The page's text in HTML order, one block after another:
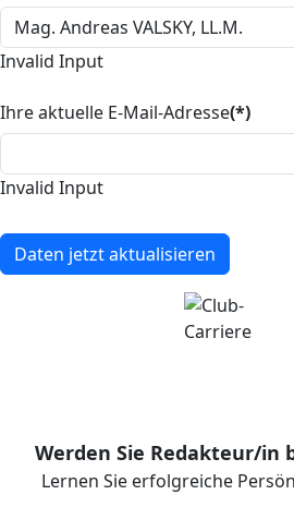
Invalid Input
Ihre aktuelle E-Mail-Adresse(*)
Invalid Input
Daten jetzt aktualisieren
Werden Sie Redakteur/in
Lernen Sie erfolgreiche